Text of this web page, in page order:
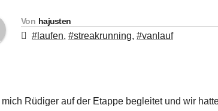
Von hajusten
#laufen, #streakrunning, #vanlauf
mich Rüdiger auf der Etappe begleitet und wir